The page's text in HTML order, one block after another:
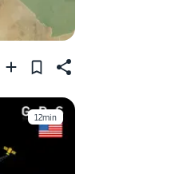
12min